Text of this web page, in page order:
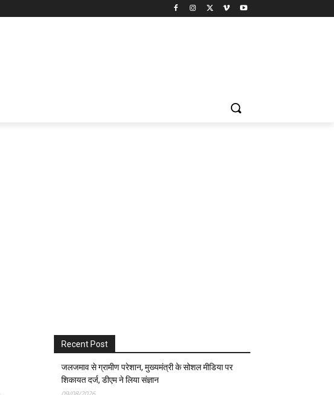
Recent Post
जलजमाव से ग्रामीण परेशान, मुख्यमंत्री के सोशल मीडिया पर
शिकायत दर्ज, डीएम ने लिया संज्ञान